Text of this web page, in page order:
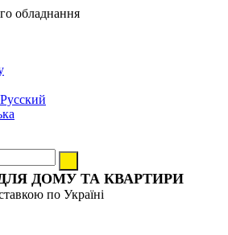
обладнання
Русский
ДОМУ ТА КВАРТИРИ
по Україні